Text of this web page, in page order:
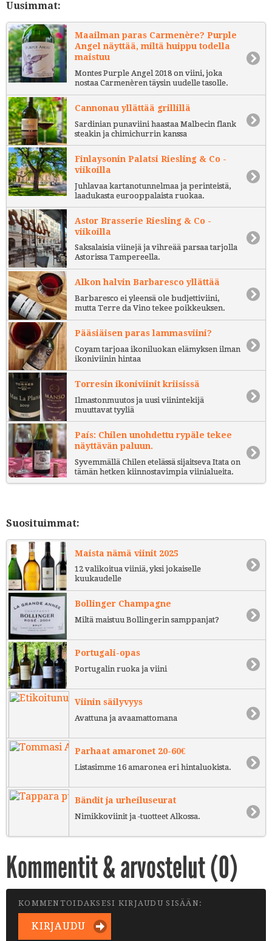
Uusimmat:
Maailman paras Carmenère? Purple
Angel näyttää, miltä huippu todella
maistuu
Montes Purple Angel 2018 on viini, joka
nostaa Carmenèren täysin uudelle tasolle.
Cannonau yllättää grillillä
Sardinian punaviini haastaa Malbecin flank
steakin ja chimichurrin kanssa
Finlaysonin Palatsi Riesling & Co -
viikoilla
Juhlavaa kartanotunnelmaa ja perinteistä,
laadukasta eurooppalaista ruokaa.
Astor Brasserie Riesling & Co -
viikoilla
Saksalaisia viinejä ja vihreää parsaa tarjolla
Astorissa Tampereella.
Alkon halvin Barbaresco yllättää
Barbaresco ei yleensä ole budjettiviini,
mutta Terre da Vino tekee poikkeuksen.
Pääsiäisen paras lammasviini?
Coyam tarjoaa ikoniluokan elämyksen ilman
ikoniviinin hintaa
Torresin ikoniviinit kriisissä
Ilmastonmuutos ja uusi viinintekijä
muuttavat tyyliä
País: Chilen unohdettu rypäle tekee
näyttävän paluun.
Syvemmällä Chilen etelässä sijaitseva Itata on
tämän hetken kiinnostavimpia viinialueita.
Suosituimmat:
Maista nämä viinit 2025
12 valikoitua viiniä, yksi jokaiselle
kuukaudelle
Bollinger Champagne
Miltä maistuu Bollingerin samppanjat?
Portugali-opas
Portugalin ruoka ja viini
Viinin säilyvyys
Avattuna ja avaamattomana
Parhaat amaronet 20-60€
Listasimme 16 amaronea eri hintaluokista.
Bändit ja urheiluseurat
Nimikkoviinit ja -tuotteet Alkossa.
Kommentit & arvostelut (0)
KOMMENTOIDAKSESI KIRJAUDU SISÄÄN:
KIRJAUDU